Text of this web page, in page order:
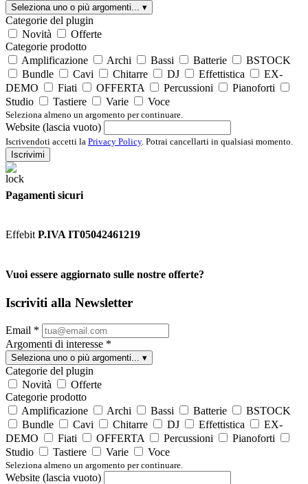
Seleziona uno o più argomenti... ▾
Categorie del plugin
Novità
Offerte
Categorie prodotto
Amplificazione
Archi Bassi Batterie
BSTOCK
Bundle
Cavi Chitarre DJ Effettistica
EX-
DEMO
Fiati OFFERTA Percussioni
Pianoforti
Studio
Tastiere Varie Voce
Seleziona almeno un argomento per continuare.
Website (lascia vuoto)
Iscrivendoti accetti la Privacy Policy. Potrai cancellarti in qualsiasi momento.
Iscrivimi
Pagamenti sicuri
Effebit P.IVA IT05042461219
Vuoi essere aggiornato sulle nostre offerte?
Iscriviti alla Newsletter
Email *
Argomenti di interesse *
Seleziona uno o più argomenti... ▾
Categorie del plugin
Novità
Offerte
Categorie prodotto
Amplificazione
Archi Bassi Batterie
BSTOCK
Bundle
Cavi Chitarre DJ Effettistica
EX-
DEMO
Fiati OFFERTA Percussioni
Pianoforti
Studio
Tastiere Varie Voce
Seleziona almeno un argomento per continuare.
Website (lascia vuoto)